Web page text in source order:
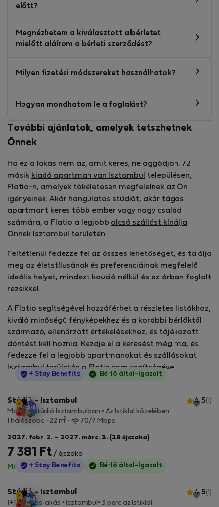
előtt?
Megnézhetem a kiválasztott albérletet
mielőtt aláírom a bérleti szerződést?
Milyen fizetési módszereket használhatok?
Hogyan mondhatom le a foglalást?
További ajánlatok, amelyek tetszhetnek
Önnek
Ha ez a lakás nem az, amit keres, ne aggódjon. 72
másik kiadó apartman van Isztambul
településen,
Flatio-n, amelyek tökéletesen megfelelnek az Ön
igényeinek. Akár hangulatos stúdiót, akár tágas
apartmant keres több ember vagy nagy család
számára, a Flatio a legjobb olcsó szállást kínálja
Önnek Isztambul
területén.
Feltétlenül fedezze fel az összes lehetőséget, és találja
meg az életstílusának és preferenciáinak megfelelő
ideális helyet, mindezt kaució nélkül és az árban foglalt
rezsikkel.
A Flatio segítségével hozzáférhet a részletes listákhoz,
kiváló minőségű fényképekhez és a korábbi bérlőktől
származó, ellenőrzött értékelésekhez, és tájékozott
döntést kell hoznia. Kezdje el a keresést még ma, és
fedezze fel a legjobb apartmanokat és szállásokat
Isztambul területén a Flatio.com segítségével.
StayProtection
+ Stay Benefits Bérlő által-Igazolt
Stúdió - Isztambul 4.5(1)
Modern stúdió Isztambulban • Az Istiklal közelében
1 hálószoba
22 m2 70/7 Mbps
2027. febr. 2. – 2027. márc. 3. (29 éjszaka)
7 381 Ft / éjszaka
Minden díj benne van·Nincs kaució
StayProtection
+ Stay Benefits Bérlő által-Igazolt
Stúdió - Isztambul 4.5(1)
1+1 Stílusos lakás • Isztambul• 3 perc az Istiklal